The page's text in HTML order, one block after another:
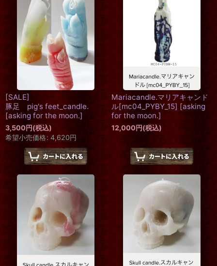
[SALE]
豚足 pig's feet_candle.
[asking for the moon.]
3,500円(税込)
希望小売価格: 4,620円
Mariacandle.マリアキャンド
ル[mc04_PYBY_15] [asking
for the moon.]
12,000円(税込)